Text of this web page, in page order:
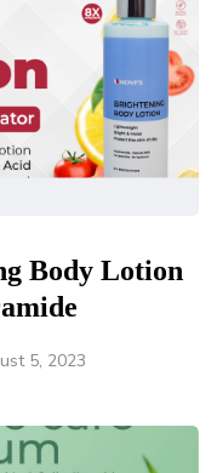
Body Lotion
5, 2023